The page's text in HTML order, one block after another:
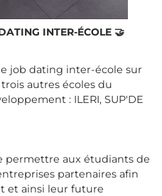
INTER-ÉCOLE 🤝
job dating inter-école sur
autres écoles du
: ILERI, SUP'DE
permettre aux étudiants de
partenaires afin
et ainsi leur future